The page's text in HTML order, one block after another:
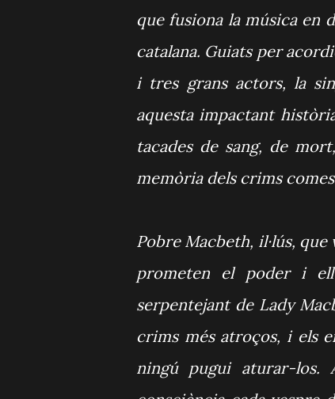
que fusiona la música en
catalana. Guiats per
i tres grans actors, la
aquesta impactant
tacades de sang, de
memòria dels crims
Pobre Macbeth, il·lús,
prometen el poder i
serpentejant de Lady
crims més atroços, i els
ningú pugui aturar-los.